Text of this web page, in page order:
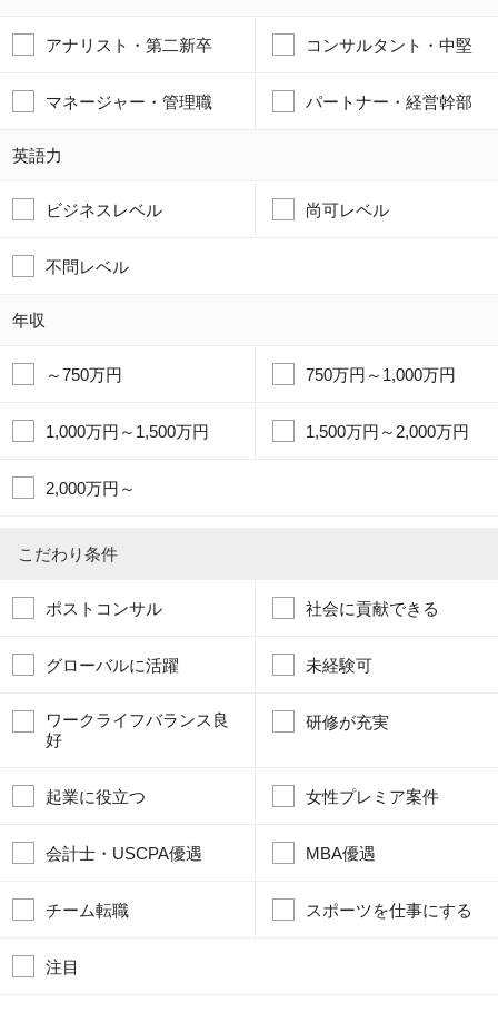
アナリスト・第二新卒 コンサルタント・中堅
マネージャー・管理職 パートナー・経営幹部
英語力
ビジネスレベル 尚可レベル
不問レベル
年収
～750万円 750万円～1,000万円
1,000万円～1,500万円 1,500万円～2,000万円
2,000万円～
こだわり条件
ポストコンサル 社会に貢献できる
グローバルに活躍 未経験可
ワークライフバランス良
好
研修が充実
起業に役立つ 女性プレミア案件
会計士・USCPA優遇 MBA優遇
チーム転職 スポーツを仕事にする
注目